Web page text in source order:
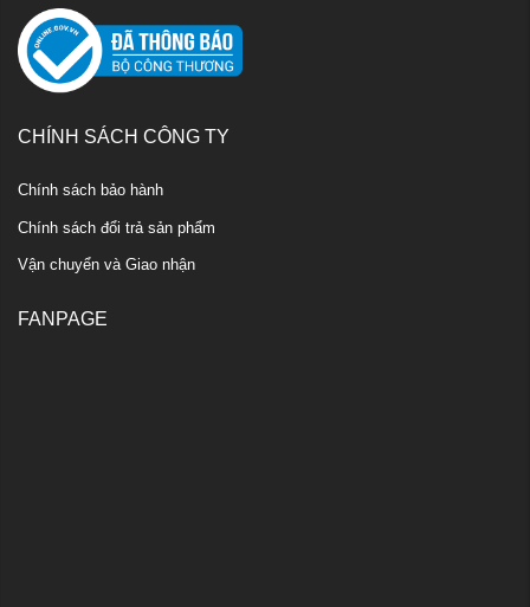
CHÍNH SÁCH CÔNG TY
Chính sách bảo hành
Chính sách đổi trả sản phẩm
Vận chuyển và Giao nhận
FANPAGE